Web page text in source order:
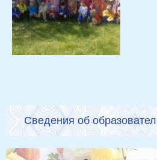
Сведения об